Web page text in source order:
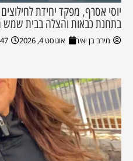
יוסי אסרף, מפקד יחידת
בתחנת כבאות והצלה בבית שמש
מירב בן יאיר אוגוסט 4, 2026 pm